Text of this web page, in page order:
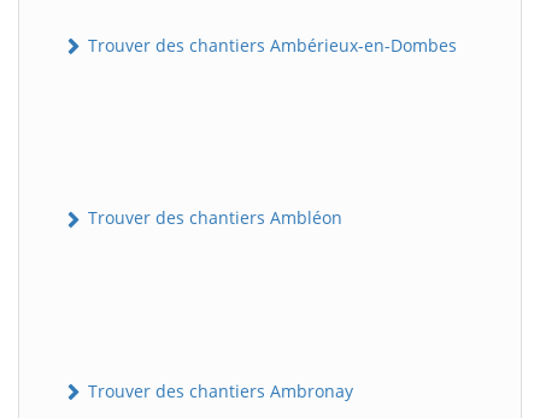
Trouver des chantiers Ambérieux-en-Dombes
Trouver des chantiers Ambléon
Trouver des chantiers Ambronay